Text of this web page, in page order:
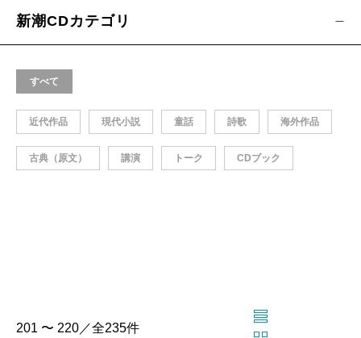
新潮CDカテゴリ
すべて
近代作品 現代小説 童話 詩歌 海外作品
古典（原文） 講演 トーク CDブック
201 〜 220／全235件